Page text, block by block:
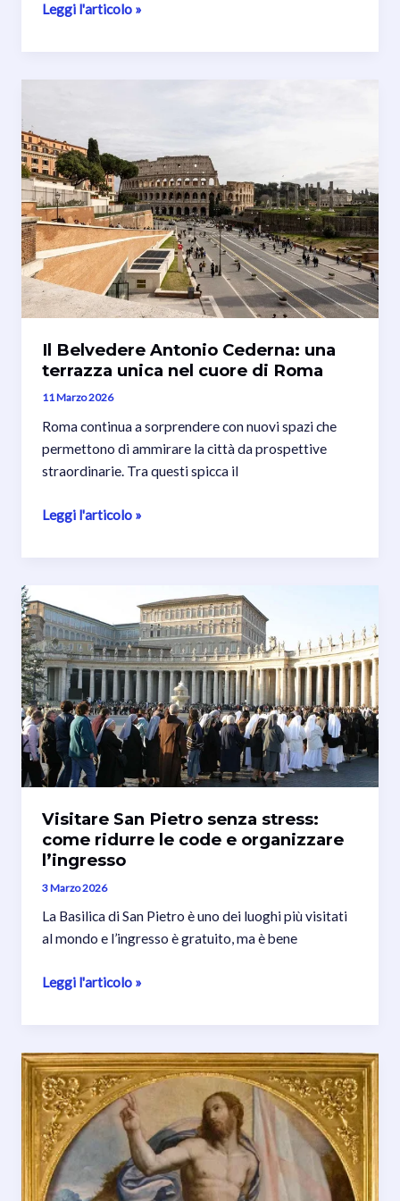
Galleria
dei
tesori
nascosti
di
Roma
Leggi l'articolo »
Il Belvedere Antonio Cederna: una
terrazza unica nel cuore di Roma
11 Marzo 2026
Roma continua a sorprendere con nuovi spazi che
permettono di ammirare la città da prospettive
straordinarie. Tra questi spicca il
Il
una
terrazza
unica
nel
cuore
di
Roma
Leggi l'articolo »
Visitare San Pietro senza stress:
come ridurre le code e organizzare
l’ingresso
3 Marzo 2026
La Basilica di San Pietro è uno dei luoghi più visitati
al mondo e l’ingresso è gratuito, ma è bene
Visitare
stress:
come
ridurre
le
code
e
Leggi l'articolo »